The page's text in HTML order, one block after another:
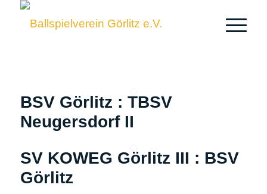
BSV Görlitz : TBSV
Neugersdorf II
SV KOWEG Görlitz III : BSV
Görlitz